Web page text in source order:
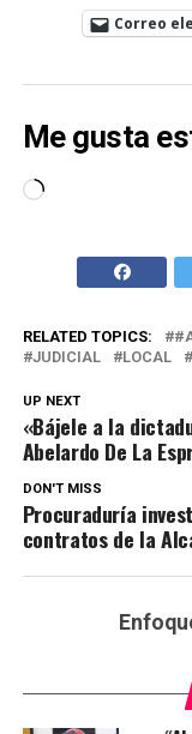
Correo
Me gusta
Cargando...
RELATED TOPICS:
JUDICIAL
LOCAL
UP NEXT
«Bájele a la
Abelardo De La
DON'T MISS
Procuraduría
contratos de la